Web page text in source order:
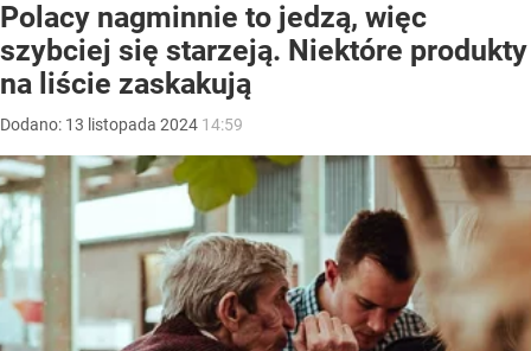
Polacy nagminnie to jedzą, więc
szybciej się starzeją. Niektóre produkty
na liście zaskakują
Dodano: 13 listopada 2024 14:59